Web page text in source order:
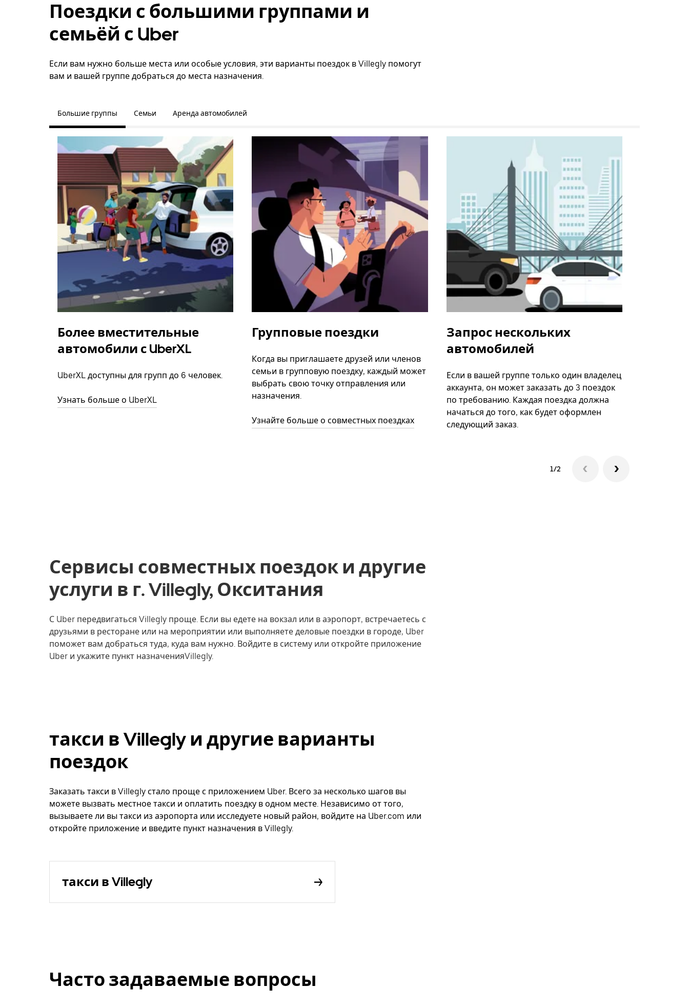
Поездки с большими группами и
семьёй с Uber
Если вам нужно больше места или особые условия, эти варианты поездок в Villegly помогут
вам и вашей группе добраться до места назначения.
Большие группы Семьи Аренда автомобилей
Более вместительные
автомобили с UberXL
UberXL доступны для групп до 6 человек.
Узнать больше о UberXL
Групповые поездки
Когда вы приглашаете друзей или членов
семьи в групповую поездку, каждый может
выбрать свою точку отправления или
назначения.
Узнайте больше о совместных поездках
Запрос нескольких
автомобилей
Если в вашей группе только один владелец
аккаунта, он может заказать до 3 поездок
по требованию. Каждая поездка должна
начаться до того, как будет оформлен
следующий заказ.
1/2
Сервисы совместных поездок и другие
услуги в г. Villegly, Окситания
С Uber передвигаться Villegly проще. Если вы едете на вокзал или в аэропорт, встречаетесь с
друзьями в ресторане или на мероприятии или выполняете деловые поездки в городе, Uber
поможет вам добраться туда, куда вам нужно. Войдите в систему или откройте приложение
Uber и укажите пункт назначенияVillegly.
такси в Villegly и другие варианты
поездок
Заказать такси в Villegly стало проще с приложением Uber. Всего за несколько шагов вы
можете вызвать местное такси и оплатить поездку в одном месте. Независимо от того,
вызываете ли вы такси из аэропорта или исследуете новый район, войдите на Uber.com или
откройте приложение и введите пункт назначения в Villegly.
такси в Villegly
Часто задаваемые вопросы